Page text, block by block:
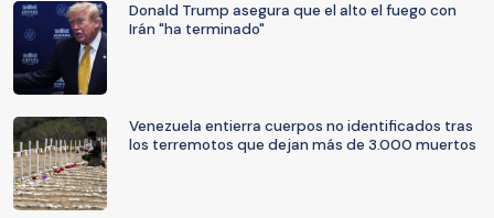
Donald Trump asegura que el alto el fuego con
Irán "ha terminado"
Venezuela entierra cuerpos no identificados tras
los terremotos que dejan más de 3.000 muertos